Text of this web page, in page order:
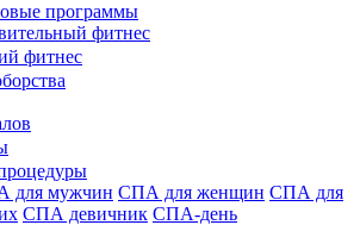
программы
фитнес
фитнес
для мужчин СПА для женщин СПА для
СПА девичник СПА-день